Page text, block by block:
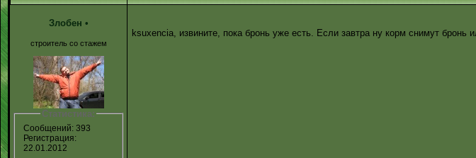
Злобен •
строитель со стажем
Статистика:
Сообщений: 393
Регистрация:
22.01.2012
ksuxencia, извините, пока бронь уже есть. Если завтра ну корм снимут